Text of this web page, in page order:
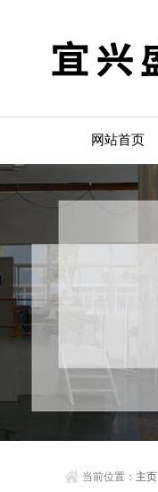
网站首页
当前位置： 主页